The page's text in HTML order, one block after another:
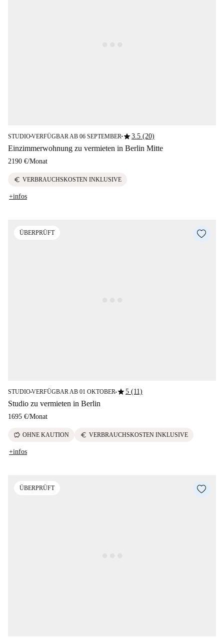
STUDIO■VERFÜGBAR AB 06 SEPTEMBER ■star3.5 (20)
Einzimmerwohnung zu vermieten in Berlin Mitte
2190 €/Monat
euro VERBRAUCHSKOSTEN INKLUSIVE
+infos
ÜBERPRÜFT
STUDIO■VERFÜGBAR AB 01 OKTOBER■star5 (11)
Studio zu vermieten in Berlin
1695 €/Monat
savings OHNE KAUTION euro VERBRAUCHSKOSTEN INKLUSIVE
+infos
ÜBERPRÜFT